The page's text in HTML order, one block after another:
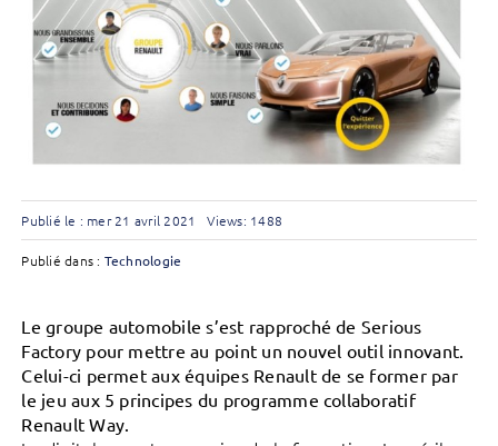
Publié le : mer 21 avril 2021 Views: 1488
Publié dans : Technologie
Le groupe automobile s’est rapproché de Serious
Factory pour mettre au point un nouvel outil innovant.
Celui-ci permet aux équipes Renault de se former par
le jeu aux 5 principes du programme collaboratif
Renault Way.